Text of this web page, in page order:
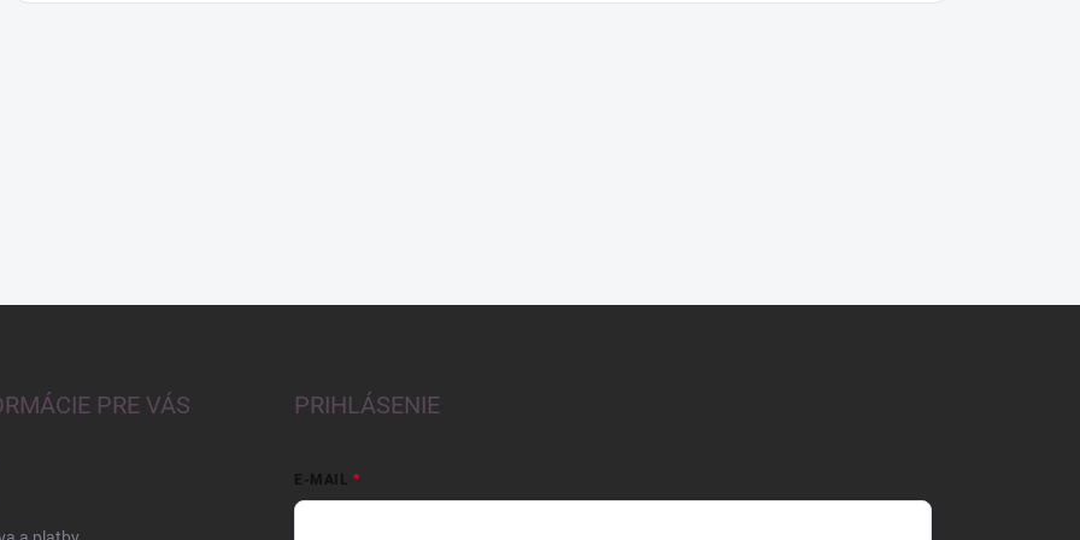
PRE VÁS PRIHLÁSENIE
E-MAIL